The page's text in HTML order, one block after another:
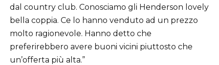
dal country club. Conosciamo gli Henderson lovely
bella coppia. Ce lo hanno venduto ad un prezzo
molto ragionevole. Hanno detto che
preferirebbero avere buoni vicini piuttosto che
un’offerta più alta.”